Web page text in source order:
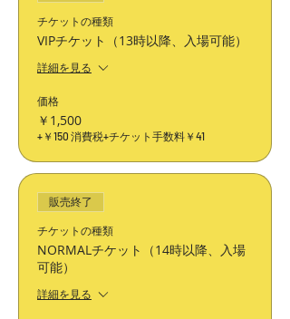
チケットの種類
VIPチケット（13時以降、入場可能）
詳細を見る
価格
￥1,500
+￥150 消費税+チケット手数料￥41
販売終了
チケットの種類
NORMALチケット（14時以降、入場
可能）
詳細を見る